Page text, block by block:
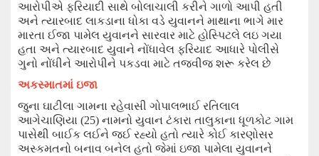
આરોપીએ ફરિયાદી સાથે બોલાચાલી કરીને ગાળો આપી હતી
અને ત્યારબાદ લાકડાના ધોકા વડે યુવાનને માથાના ભાગે માર
મારતા ઈજા પામેલ યુવાનને સારવાર માટે હોસ્પિટલે લઇ ગયા
હતા અને ત્યારબાદ યુવાને નોંધાવેલ ફરિયાદ આધારે પોલીસે
ગુનો નોંધીને આરોપીને પકડવા માટે તજવીજ શરૂ કરેલ છે
અકસ્માતમાં ઇજા
જુના ઘાટીલા ગામના રહેવાસી ગોપાલભાઈ રતિલાલ
આગેચાણિયા (25) નામનો યુવાન ટંકારા તાલુકાના ધૂળકોટ ગામ
પાસેથી બાઈક લઈને જઈ રહ્યો હતો ત્યારે કોઈ કારણોસર
અસ્કમતનો બનાવ બનેલ હતો જેમાં ઇજા પામેલા યુવાનને